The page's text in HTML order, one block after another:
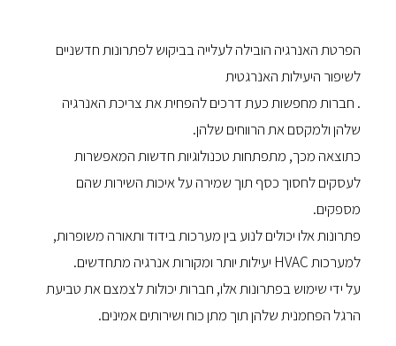
הפרטת האנרגיה הובילה לעלייה בביקוש לפתרונות חדשניים
לשיפור היעילות האנרגטית
. חברות מחפשות כעת דרכים להפחית את צריכת האנרגיה
שלהן ולמקסם את הרווחים שלהן.
כתוצאה מכך, מתפתחות טכנולוגיות חדשות המאפשרות
לעסקים לחסוך כסף תוך שמירה על איכות השירות שהם
מספקים.
פתרונות אלו יכולים לנוע בין מערכות בידוד ותאורה משופרות,
למערכות HVAC יעילות יותר ומקורות אנרגיה מתחדשים.
על ידי שימוש בפתרונות אלו, חברות יכולות לצמצם את טביעת
הרגל הפחמנית שלהן תוך מתן כוח ושירותים אמינים.